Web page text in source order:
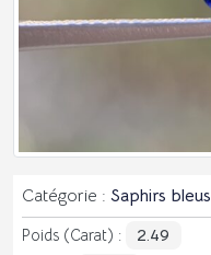
Catégorie : Saphirs bleus
Poids (Carat) : 2.49